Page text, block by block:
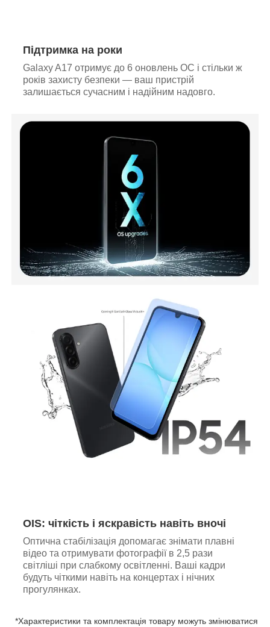
Підтримка на роки
Galaxy A17 отримує до 6 оновлень ОС і стільки ж
років захисту безпеки — ваш пристрій
залишається сучасним і надійним надовго.
OIS: чіткість і яскравість навіть вночі
Оптична стабілізація допомагає знімати плавні
відео та отримувати фотографії в 2,5 рази
світліші при слабкому освітленні. Ваші кадри
будуть чіткими навіть на концертах і нічних
прогулянках.
*Характеристики та комплектація товару можуть змінюватися